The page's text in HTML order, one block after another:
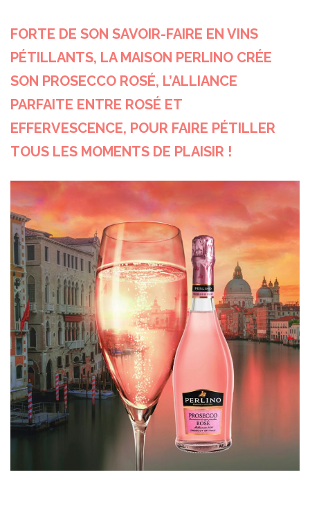
FORTE DE SON SAVOIR-FAIRE EN VINS
PÉTILLANTS, LA MAISON PERLINO CRÉE
SON PROSECCO ROSÉ, L’ALLIANCE
PARFAITE ENTRE ROSÉ ET
EFFERVESCENCE, POUR FAIRE PÉTILLER
TOUS LES MOMENTS DE PLAISIR !